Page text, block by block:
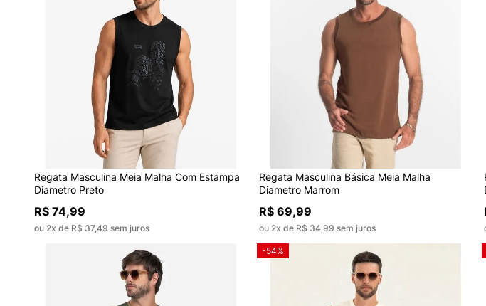
Regata Masculina Meia Malha Com Estampa
Diametro Preto
R$ 74,99
ou 2x de R$ 37,49 sem juros
Regata Masculina Básica Meia Malha
Diametro Marrom
R$ 69,99
ou 2x de R$ 34,99 sem juros
-54%